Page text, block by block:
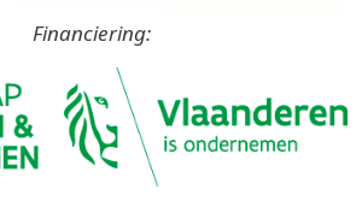
Financiering: